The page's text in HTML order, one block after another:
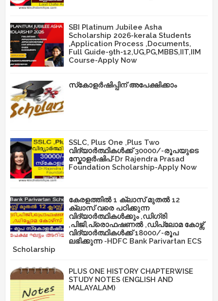
SBI Platinum Jubilee Asha
Scholarship 2026-kerala Students
,Application Process ,Documents,
Full Guide-9th-12,UG,PG,MBBS,IIT,IIM
Course-Apply Now
സ്‌കോളർഷിപ്പിന് അപേക്ഷിക്കാം
SSLC, Plus One ,Plus Two
വിദ്യാർത്ഥികൾക്ക് 30000/-രൂപയുടെ
സ്കോളർഷിപ്-Dr Rajendra Prasad
Foundation Scholarship-Apply Now
കേരളത്തിൽ 1 ക്ലാസ് മുതൽ 12
ക്ലാസ് വരെ പഠിക്കുന്ന
വിദ്യാർത്ഥികൾക്കും ,ഡിഗ്രി
,പിജി,പ്രൊഫഷണൽ ,ഡിപ്ലോമ കോഴ്സ്
വിദ്യാർത്ഥികൾക്ക് 18000/-രൂപ
ലഭിക്കുന്ന -HDFC Bank Parivartan ECS
Scholarship
PLUS ONE HISTORY CHAPTERWISE
STUDY NOTES (ENGLISH AND
MALAYALAM)